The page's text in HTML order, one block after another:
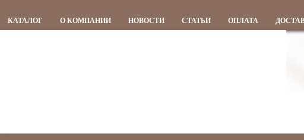
КАТАЛОГ О КОМПАНИИ НОВОСТИ СТАТЬИ ОПЛАТА